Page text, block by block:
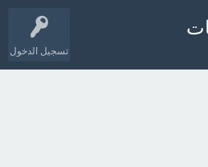
تسجيل الدخول